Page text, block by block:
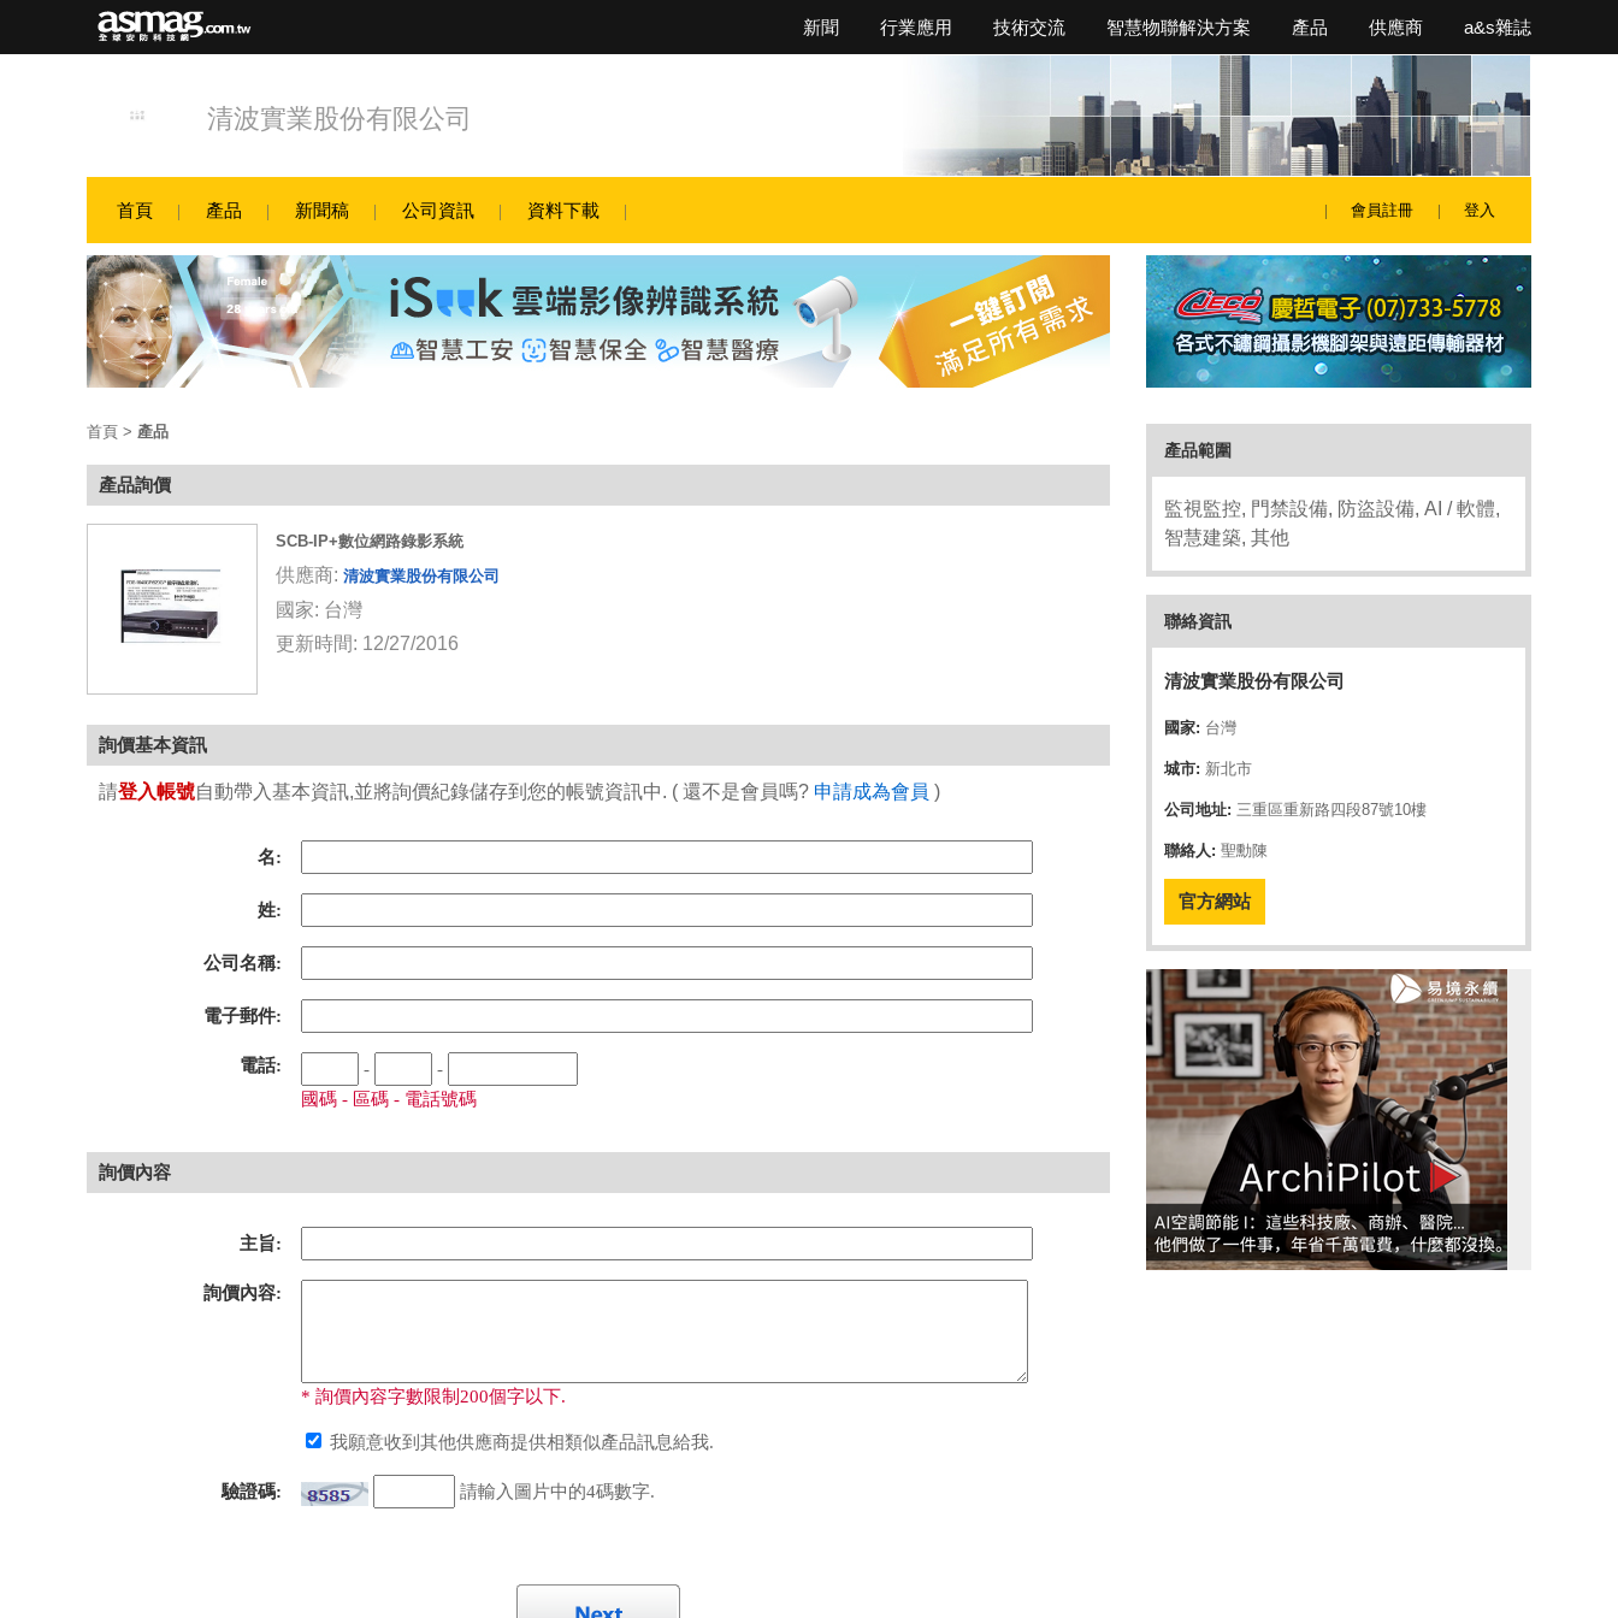
新聞 行業應用 技術交流 智慧物聯解決方案 產品 供應商 a&s雜誌
清波實業股份有限公司
首頁 產品 新聞稿 公司資訊 資料下載 會員註冊 登入
產品範圍
監視監控, 門禁設備, 防盜設備, AI / 軟體,
智慧建築, 其他
聯絡資訊
清波實業股份有限公司
國家: 台灣
城市: 新北市
公司地址: 三重區重新路四段87號10樓
聯絡人: 聖勳陳
官方網站
首頁 > 產品
產品詢價
SCB-IP+數位網路錄影系統
供應商: 清波實業股份有限公司
國家: 台灣
更新時間: 12/27/2016
詢價基本資訊
請登入帳號自動帶入基本資訊,並將詢價紀錄儲存到您的帳號資訊中. ( 還不是會員嗎? 申請成為會員 )
名:
姓:
公司名稱:
電子郵件:
電話: -
-
國碼 - 區碼 - 電話號碼
詢價內容
主旨:
詢價內容:
* 詢價內容字數限制200個字以下.
我願意收到其他供應商提供相類似產品訊息給我.
驗證碼: 請輸入圖片中的4碼數字.